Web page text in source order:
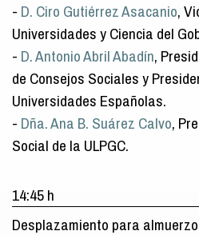
- D. Ciro Gutiérrez Asacanio,
Universidades y Ciencia del
- D. Antonio Abril Abadín,
de Consejos Sociales y
Universidades Españolas.
- Dña. Ana B. Suárez Calvo,
Social de la ULPGC.
14:45 h
Desplazamiento para